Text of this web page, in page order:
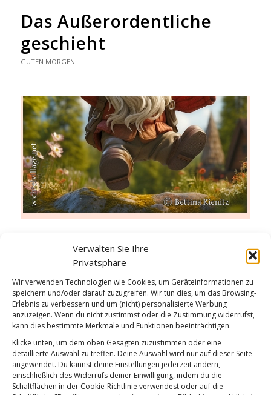
Verwalten Sie Ihre
Privatsphäre
Wir verwenden Technologien wie Cookies, um Geräteinformationen zu
speichern und/oder darauf zuzugreifen. Wir tun dies, um das Browsing-
Erlebnis zu verbessern und um (nicht) personalisierte Werbung
anzuzeigen. Wenn du nicht zustimmst oder die Zustimmung widerrufst,
kann dies bestimmte Merkmale und Funktionen beeinträchtigen.
Klicke unten, um dem oben Gesagten zuzustimmen oder eine
detaillierte Auswahl zu treffen. Deine Auswahl wird nur auf dieser Seite
angewendet. Du kannst deine Einstellungen jederzeit ändern,
einschließlich des Widerrufs deiner Einwilligung, indem du die
Schaltflächen in der Cookie-Richtlinie verwendest oder auf die
Das Außerordentliche
geschieht
GUTEN MORGEN
Wie findest du diesen Beitrag?
[Total:2Average:
21. APRIL 2026 / 0 KOMMENTARE / VONGÜNTER
Willst Du glücklich sein